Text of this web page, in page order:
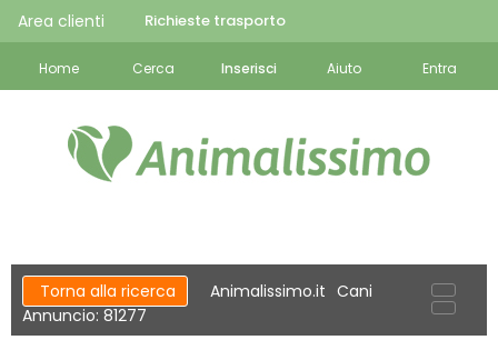
Area clienti Richieste trasporto
Home Cerca Inserisci Aiuto Entra
Torna alla ricerca Animalissimo.it Cani
Annuncio: 81277